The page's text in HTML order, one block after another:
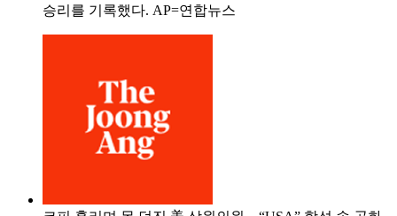
승리를 기록했다. AP=연합뉴스